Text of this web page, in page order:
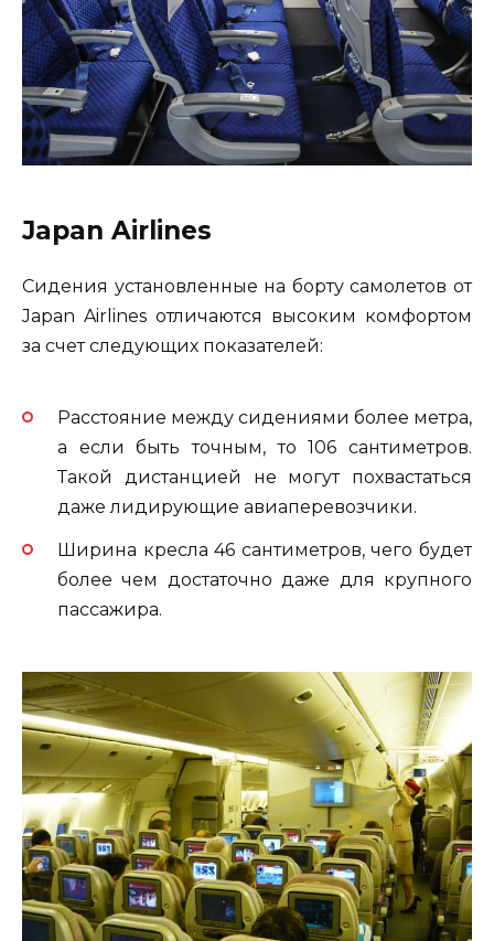
Japan Airlines
Сидения установленные на борту самолетов от
Japan Airlines отличаются высоким комфортом
за счет следующих показателей:
Расстояние между сидениями более метра,
а если быть точным, то 106 сантиметров.
Такой дистанцией не могут похвастаться
даже лидирующие авиаперевозчики.
Ширина кресла 46 сантиметров, чего будет
более чем достаточно даже для крупного
пассажира.